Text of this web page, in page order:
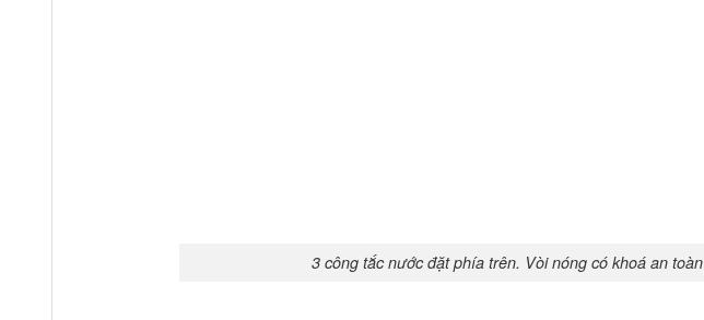
3 công tắc nước đặt phía trên. Vòi nóng có khoá an toàn